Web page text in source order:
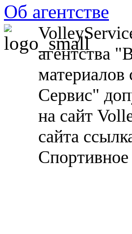
Об агентстве
агентства
материалов
Сервис"
на сайт
сайта